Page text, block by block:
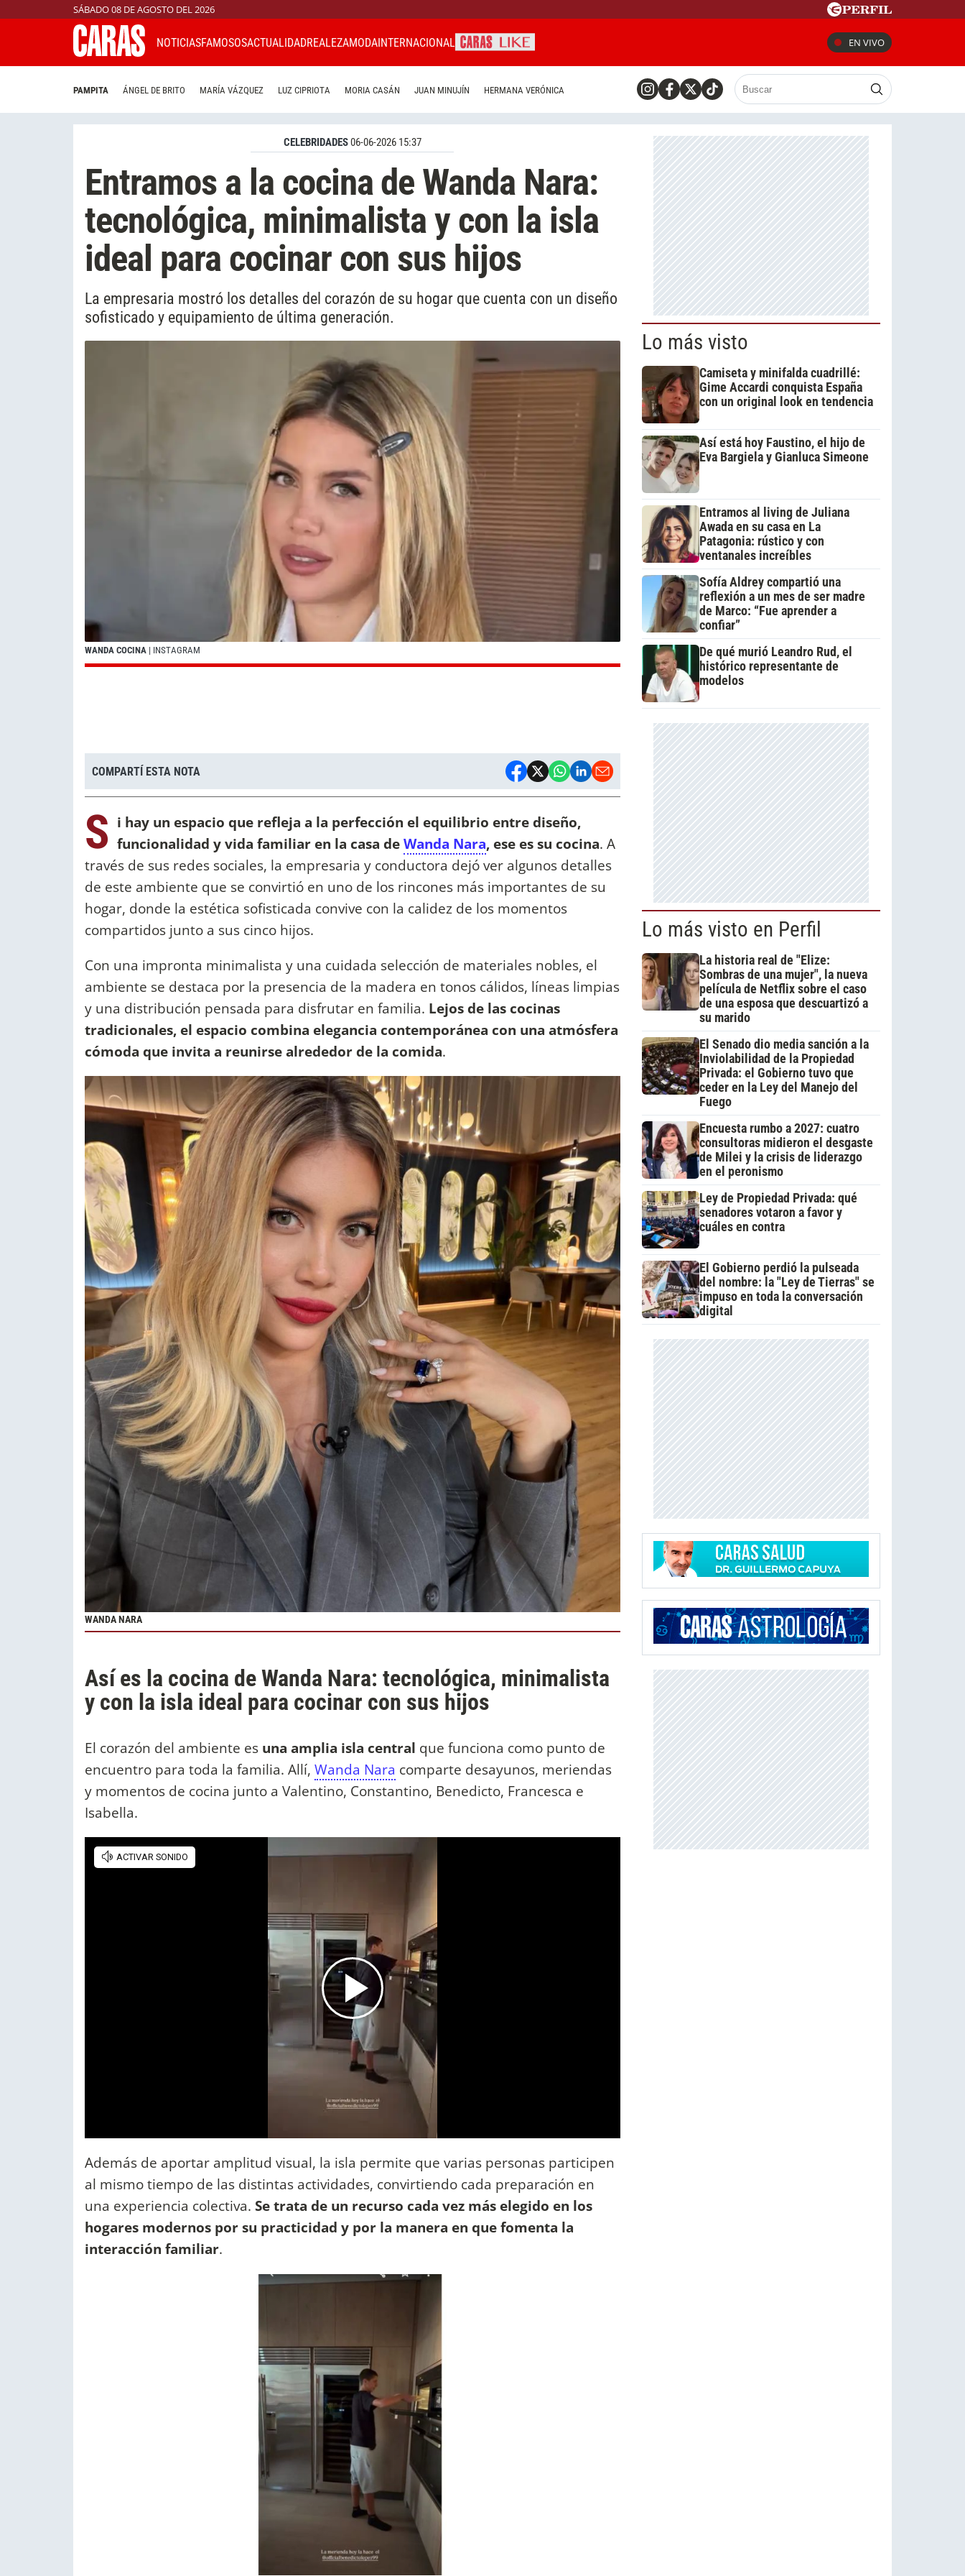
SÁBADO 08 DE AGOSTO DEL 2026
NOTICIASFAMOSOSACTUALIDADREALEZAMODAINTERNACIONAL EN VIVO
PAMPITA ÁNGEL DE BRITO MARÍA VÁZQUEZ LUZ CIPRIOTA MORIA CASÁN JUAN MINUJÍN HERMANA VERÓNICA
CELEBRIDADES06-06-2026 15:37
Entramos a la cocina de Wanda Nara:
tecnológica, minimalista y con la isla
ideal para cocinar con sus hijos
La empresaria mostró los detalles del corazón de su hogar que cuenta con un diseño
sofisticado y equipamiento de última generación.
WANDA COCINA | INSTAGRAM
COMPARTÍ ESTA NOTA
S i hay un espacio que refleja a la perfección el equilibrio entre diseño,
funcionalidad y vida familiar en la casa deWanda Nara, ese es su cocina. A
través de sus redes sociales, la empresaria y conductora dejó ver algunos detalles
de este ambiente que se convirtió en uno de los rincones más importantes de su
hogar, donde la estética sofisticada convive con la calidez de los momentos
compartidos junto a sus cinco hijos.
Con una impronta minimalista y una cuidada selección de materiales nobles, el
ambiente se destaca por la presencia de la madera en tonos cálidos, líneas limpias
y una distribución pensada para disfrutar en familia. Lejos de las cocinas
tradicionales, el espacio combina elegancia contemporánea con una atmósfera
cómoda que invita a reunirse alrededor de la comida.
WANDA NARA
Así es la cocina de Wanda Nara: tecnológica, minimalista
y con la isla ideal para cocinar con sus hijos
El corazón del ambiente es una amplia isla central que funciona como punto de
encuentro para toda la familia. Allí, Wanda Nara comparte desayunos, meriendas
y momentos de cocina junto a Valentino, Constantino, Benedicto, Francesca e
Isabella.
Además de aportar amplitud visual, la isla permite que varias personas participen
al mismo tiempo de las distintas actividades, convirtiendo cada preparación en
una experiencia colectiva. Se trata de un recurso cada vez más elegido en los
hogares modernos por su practicidad y por la manera en que fomenta la
interacción familiar.
Lo más visto
Camiseta y minifalda cuadrillé:
Gime Accardi conquista España
con un original look en tendencia
Así está hoy Faustino, el hijo de
Eva Bargiela y Gianluca Simeone
Entramos al living de Juliana
Awada en su casa en La
Patagonia: rústico y con
ventanales increíbles
Sofía Aldrey compartió una
reflexión a un mes de ser madre
de Marco: “Fue aprender a
confiar”
De qué murió Leandro Rud, el
histórico representante de
modelos
Lo más visto en Perfil
La historia real de "Elize:
Sombras de una mujer", la nueva
película de Netflix sobre el caso
de una esposa que descuartizó a
su marido
El Senado dio media sanción a la
Inviolabilidad de la Propiedad
Privada: el Gobierno tuvo que
ceder en la Ley del Manejo del
Fuego
Encuesta rumbo a 2027: cuatro
consultoras midieron el desgaste
de Milei y la crisis de liderazgo
en el peronismo
Ley de Propiedad Privada: qué
senadores votaron a favor y
cuáles en contra
El Gobierno perdió la pulseada
del nombre: la "Ley de Tierras" se
impuso en toda la conversación
digital